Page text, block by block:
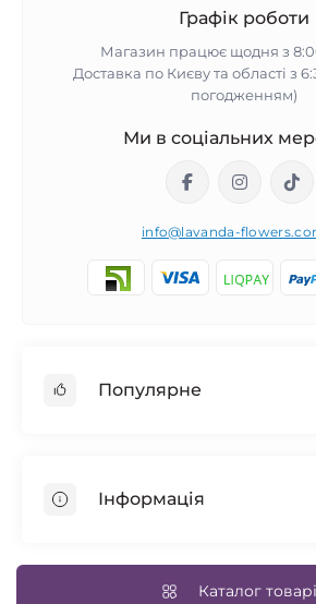
Графік роботи
Магазин працює щодня з
Доставка по Києву та області з
погодженням)
Ми в соціальних
info@lavanda-
Популярне
14 лютого
Cині троянди
Інформація
Доставка та оплата
Каталог